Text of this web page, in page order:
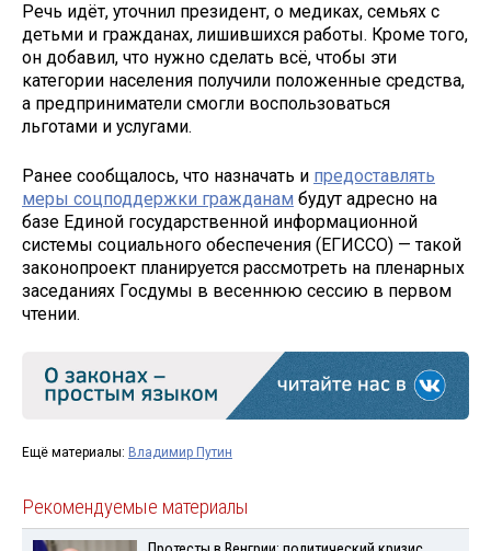
Речь идёт, уточнил президент, о медиках, семьях с
детьми и гражданах, лишившихся работы. Кроме того,
он добавил, что нужно сделать всё, чтобы эти
категории населения получили положенные средства,
а предприниматели смогли воспользоваться
льготами и услугами.
Ранее сообщалось, что назначать и предоставлять
меры соцподдержки гражданам будут адресно на
базе Единой государственной информационной
системы социального обеспечения (ЕГИССО) — такой
законопроект планируется рассмотреть на пленарных
заседаниях Госдумы в весеннюю сессию в первом
чтении.
Ещё материалы: Владимир Путин
Рекомендуемые материалы